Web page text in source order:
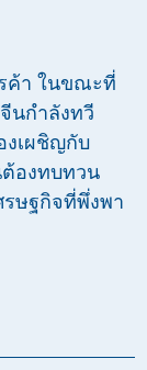
ค้า ในขณะที่
นกำลังทวี
งเผชิญกับ
ต้องทบทวน
รษฐกิจที่พึ่งพา